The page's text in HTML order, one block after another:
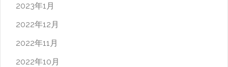
2023年1月
2022年12月
2022年11月
2022年10月